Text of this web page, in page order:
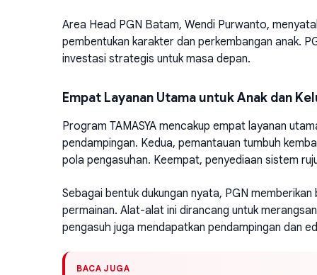
Area Head PGN Batam, Wendi Purwanto,
pembentukan karakter dan perkembangan anak.
investasi strategis untuk masa depan.
Empat Layanan Utama untuk Anak dan
Program TAMASYA mencakup empat layanan
pendampingan. Kedua, pemantauan tumbuh
pola pengasuhan. Keempat, penyediaan sistem
Sebagai bentuk dukungan nyata, PGN
permainan. Alat-alat ini dirancang untuk
pengasuh juga mendapatkan pendampingan dan
BACA JUGA